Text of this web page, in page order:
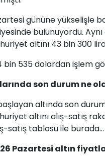
gününe yükselişle
bulunuyordu.
altını 43 bin 300
bin 535 dolardan işlem
son durum ne
altında son
altını alış-satış
satış tablosu ile burada...
Pazartesi altın